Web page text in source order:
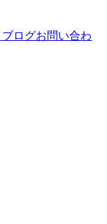
ブログお問い合わ